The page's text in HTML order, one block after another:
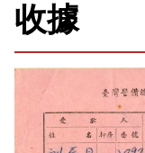
背景知識
關於我們
意見信箱
收據